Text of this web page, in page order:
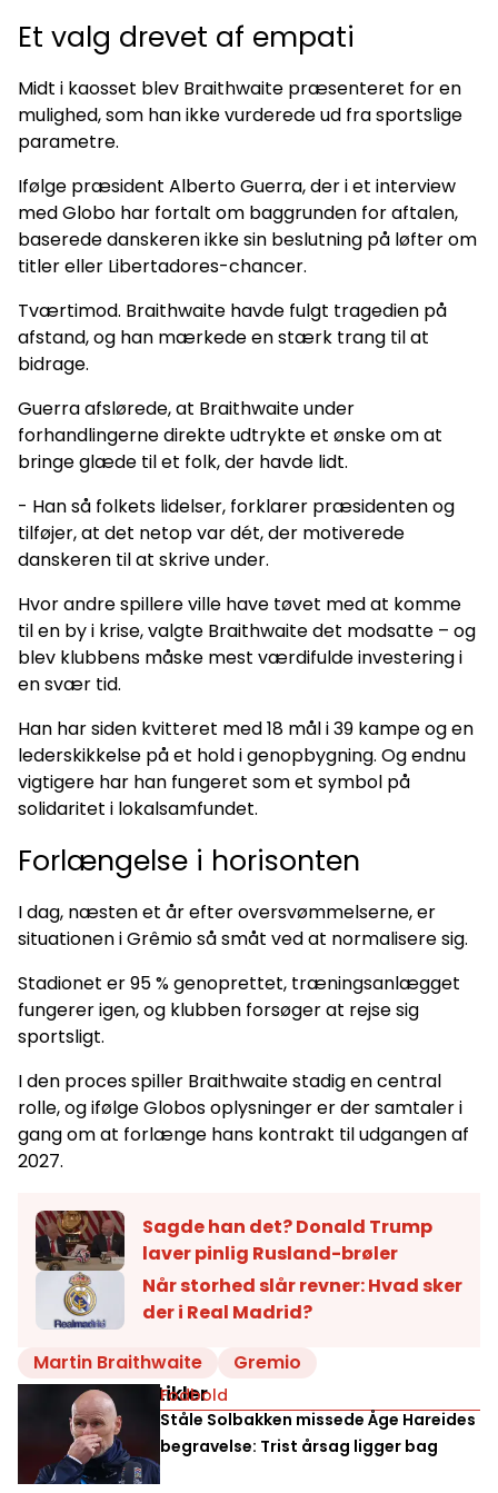
Et valg drevet af empati
Midt i kaosset blev Braithwaite præsenteret for en
mulighed, som han ikke vurderede ud fra sportslige
parametre.
Ifølge præsident Alberto Guerra, der i et interview
med Globo har fortalt om baggrunden for aftalen,
baserede danskeren ikke sin beslutning på løfter om
titler eller Libertadores-chancer.
Tværtimod. Braithwaite havde fulgt tragedien på
afstand, og han mærkede en stærk trang til at
bidrage.
Guerra afslørede, at Braithwaite under
forhandlingerne direkte udtrykte et ønske om at
bringe glæde til et folk, der havde lidt.
- Han så folkets lidelser, forklarer præsidenten og
tilføjer, at det netop var dét, der motiverede
danskeren til at skrive under.
Hvor andre spillere ville have tøvet med at komme
til en by i krise, valgte Braithwaite det modsatte – og
blev klubbens måske mest værdifulde investering i
en svær tid.
Han har siden kvitteret med 18 mål i 39 kampe og en
lederskikkelse på et hold i genopbygning. Og endnu
vigtigere har han fungeret som et symbol på
solidaritet i lokalsamfundet.
Forlængelse i horisonten
I dag, næsten et år efter oversvømmelserne, er
situationen i Grêmio så småt ved at normalisere sig.
Stadionet er 95 % genoprettet, træningsanlægget
fungerer igen, og klubben forsøger at rejse sig
sportsligt.
I den proces spiller Braithwaite stadig en central
rolle, og ifølge Globos oplysninger er der samtaler i
gang om at forlænge hans kontrakt til udgangen af
2027.
Sagde han det? Donald Trump
laver pinlig Rusland-brøler
Når storhed slår revner: Hvad sker
der i Real Madrid?
Martin Braithwaite
Gremio
Relaterede artikler
Fodbold
Ståle Solbakken missede Åge Hareides
begravelse: Trist årsag ligger bag